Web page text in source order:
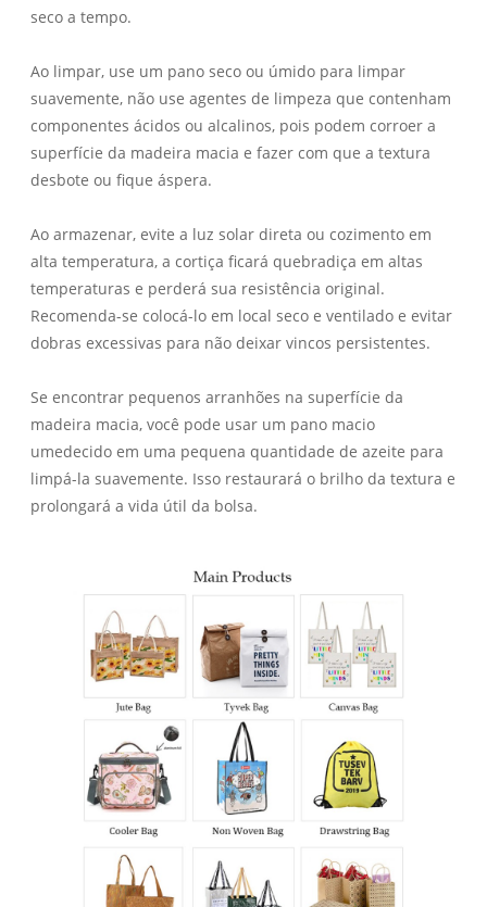
seco a tempo.
Ao limpar, use um pano seco ou úmido para limpar
suavemente, não use agentes de limpeza que contenham
componentes ácidos ou alcalinos, pois podem corroer a
superfície da madeira macia e fazer com que a textura
desbote ou fique áspera.
Ao armazenar, evite a luz solar direta ou cozimento em
alta temperatura, a cortiça ficará quebradiça em altas
temperaturas e perderá sua resistência original.
Recomenda-se colocá-lo em local seco e ventilado e evitar
dobras excessivas para não deixar vincos persistentes.
Se encontrar pequenos arranhões na superfície da
madeira macia, você pode usar um pano macio
umedecido em uma pequena quantidade de azeite para
limpá-la suavemente. Isso restaurará o brilho da textura e
prolongará a vida útil da bolsa.